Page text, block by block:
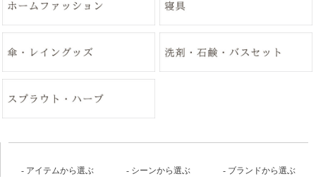
アイテムから選ぶ シーンから選ぶ ブランドから選ぶ